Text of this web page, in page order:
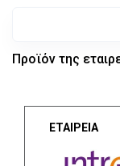
Προϊόν της
ΕΤΑΙΡΕΙΑ